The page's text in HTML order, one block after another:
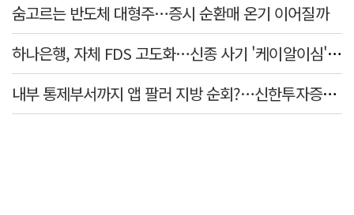
숨고르는 반도체 대형주…증시 순환매 온기 이어질까
하나은행, 자체 FDS 고도화…신종 사기 '케이알이심' 예방
내부 통제부서까지 앱 팔러 지방 순회?…신한투자증권의 도 넘은 '슈퍼SOL' 쥐어짜기